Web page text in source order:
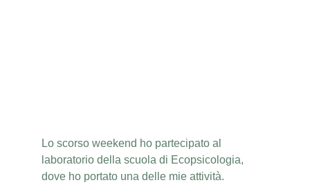
Lo scorso weekend ho partecipato al
laboratorio della scuola di Ecopsicologia,
dove ho portato una delle mie attività.